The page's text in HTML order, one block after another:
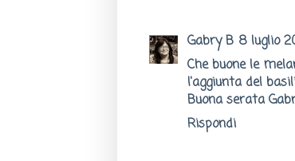
Gabry B 8 luglio
Che buone le
l'aggiunta del
Buona serata
Rispondi